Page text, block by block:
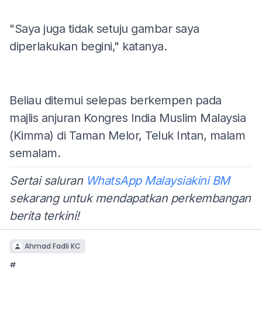
"Saya juga tidak setuju gambar saya
diperlakukan begini," katanya.
Beliau ditemui selepas berkempen pada
majlis anjuran Kongres India Muslim Malaysia
(Kimma) di Taman Melor, Teluk Intan, malam
semalam.
Sertai saluran WhatsApp Malaysiakini BM
sekarang untuk mendapatkan perkembangan
berita terkini!
Ahmad Fadli KC
#